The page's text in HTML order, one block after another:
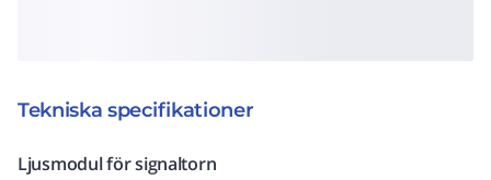
Tekniska specifikationer
Ljusmodul för signaltorn